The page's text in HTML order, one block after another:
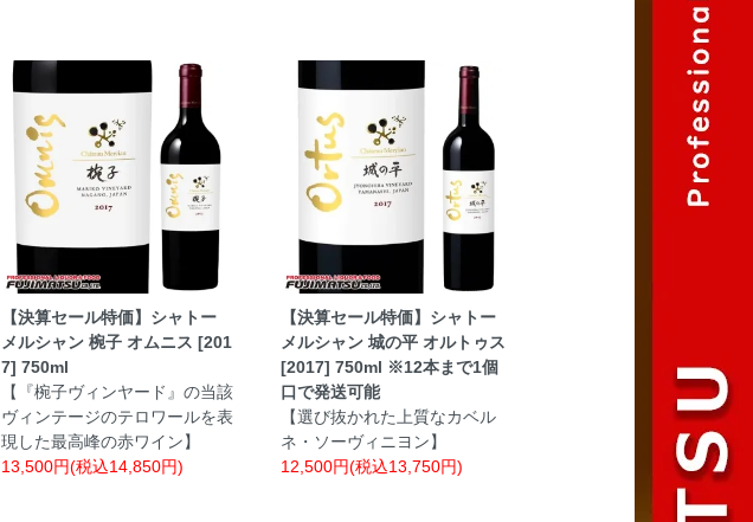
【決算セール特価】シャトー
メルシャン 椀子 オムニス [201
7] 750ml
【『椀子ヴィンヤード』の当該
ヴィンテージのテロワールを表
現した最高峰の赤ワイン】
13,500円(税込14,850円)
【決算セール特価】シャトー
メルシャン 城の平 オルトゥス
[2017] 750ml ※12本まで1個
口で発送可能
【選び抜かれた上質なカベル
ネ・ソーヴィニヨン】
12,500円(税込13,750円)